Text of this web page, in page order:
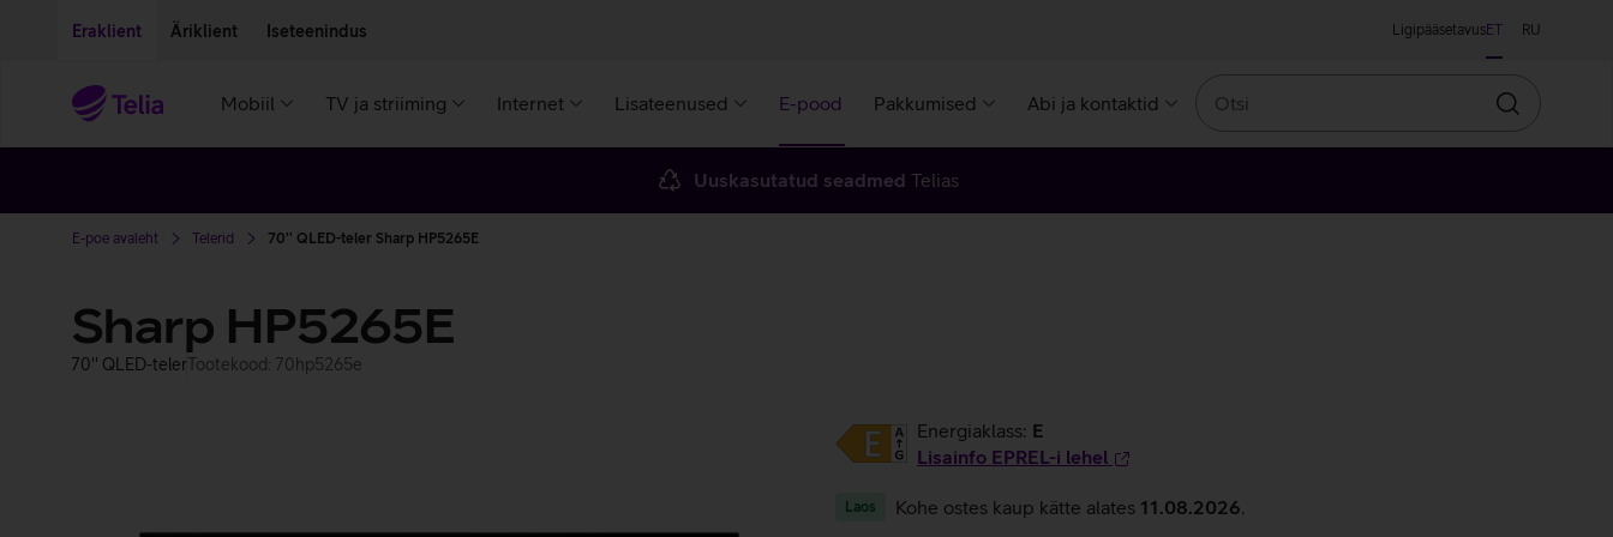
Eraklient Äriklient Iseteenindus LigipääsetavusET RU
Mobiil TV ja striiming Internet Lisateenused E-pood Pakkumised Abi ja kontaktid
Otsin
Uuskasutatud seadmed Telias
E-poe avaleht Telerid 70'' QLED-teler Sharp HP5265E
Sharp HP5265E
70'' QLED-telerTootekood: 70hp5265e
Energiaklass: E
Lisainfo EPREL-i lehel
Laos Kohe ostes kaup kätte alates 11.08.2026